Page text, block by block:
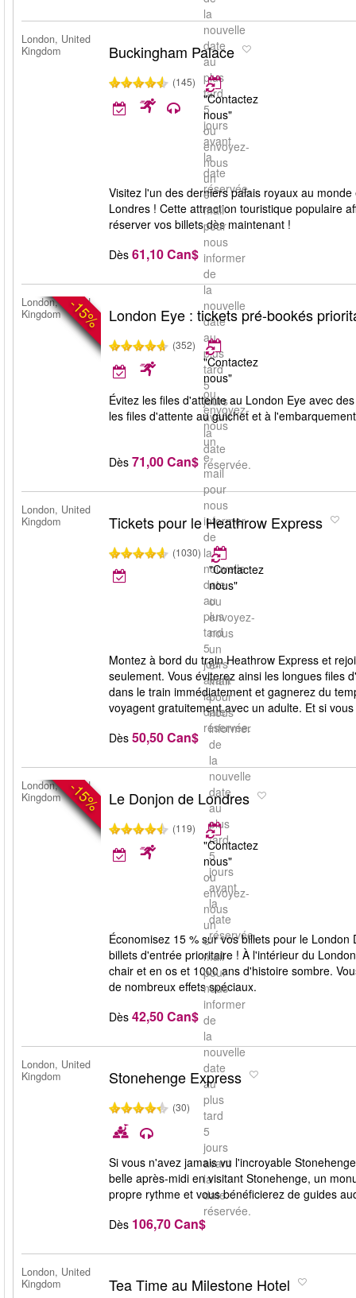
la
nouvelle
date
au
plus
tard
5
jours
avant
la
date
réservée.
London, United
Kingdom
Buckingham Palace
(145)
"Contactez
nous"
ou
envoyez-
nous
un
e-
mail
pour
nous
informer
de
la
nouvelle
date
au
plus
tard
5
jours
avant
la
date
réservée.
Visitez l'un des derniers palais royaux au
Londres ! Cette attraction touristique populaire
réserver vos billets dès maintenant !
Dès 61,10 Can$
-15%
London, United
Kingdom
London Eye : tickets pré-bookés
(352)
"Contactez
nous"
ou
envoyez-
nous
un
e-
mail
pour
nous
informer
de
la
nouvelle
date
au
plus
tard
5
jours
avant
la
date
réservée.
Évitez les files d'attente au London Eye avec
les files d'attente au guichet et à
Dès 71,00 Can$
London, United
Kingdom
Tickets pour le Heathrow Express
(1030)
"Contactez
nous"
ou
envoyez-
nous
un
e-
mail
pour
nous
informer
de
la
nouvelle
date
au
plus
tard
5
jours
avant
la
date
réservée.
Montez à bord du train Heathrow Express et
seulement. Vous éviterez ainsi les longues files
dans le train immédiatement et gagnerez du
voyagent gratuitement avec un adulte. Et si
Dès 50,50 Can$
-15%
London, United
Kingdom
Le Donjon de Londres
(119)
"Contactez
nous"
ou
envoyez-
nous
un
e-
mail
pour
nous
informer
de
la
nouvelle
date
au
plus
tard
5
jours
avant
la
date
réservée.
Économisez 15 % sur vos billets pour le
billets d'entrée prioritaire ! À l'intérieur du
chair et en os et 1000 ans d'histoire sombre.
de nombreux effets spéciaux.
Dès 42,50 Can$
London, United
Kingdom
Stonehenge Express
(30)
Si vous n'avez jamais vu l'incroyable
belle après-midi en visitant Stonehenge, un
propre rythme et vous bénéficierez de guides
Dès 106,70 Can$
London, United
Kingdom
Tea Time au Milestone Hotel